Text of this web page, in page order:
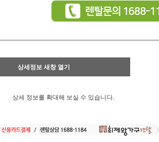
상세정보 새창 열기
상세 정보를 확대해 보실 수 있습니다.